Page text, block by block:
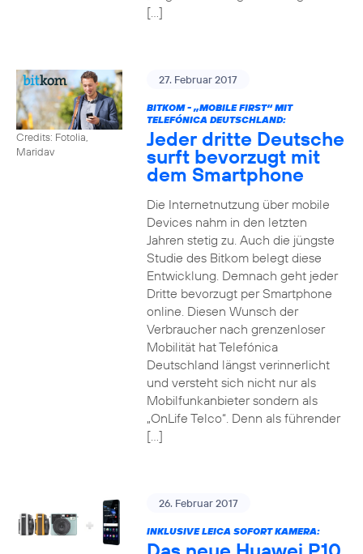
[…]
Credits: Fotolia,
Maridav
27. Februar 2017
BITKOM - „MOBILE FIRST“ MIT
TELEFÓNICA DEUTSCHLAND:
Jeder dritte Deutsche
surft bevorzugt mit
dem Smartphone
Die Internetnutzung über mobile
Devices nahm in den letzten
Jahren stetig zu. Auch die jüngste
Studie des Bitkom belegt diese
Entwicklung. Demnach geht jeder
Dritte bevorzugt per Smartphone
online. Diesen Wunsch der
Verbraucher nach grenzenloser
Mobilität hat Telefónica
Deutschland längst verinnerlicht
und versteht sich nicht nur als
Mobilfunkanbieter sondern als
„OnLife Telco“. Denn als führender
[…]
26. Februar 2017
INKLUSIVE LEICA SOFORT KAMERA: